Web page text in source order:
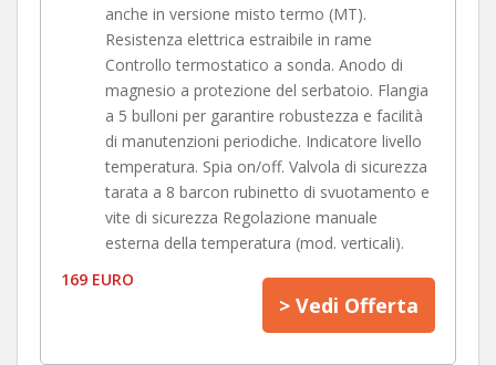
anche in versione misto termo (MT).
Resistenza elettrica estraibile in rame
Controllo termostatico a sonda. Anodo di
magnesio a protezione del serbatoio. Flangia
a 5 bulloni per garantire robustezza e facilità
di manutenzioni periodiche. Indicatore livello
temperatura. Spia on/off. Valvola di sicurezza
tarata a 8 barcon rubinetto di svuotamento e
vite di sicurezza Regolazione manuale
esterna della temperatura (mod. verticali).
169 EURO
> Vedi Offerta